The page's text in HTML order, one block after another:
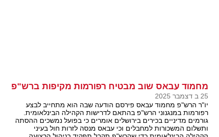
מחמוד עבאס שוב מבטיח רפורמות מקיפות ברש"פ
25 ב דצמבר 2025
יו"ר הרש"פ מחמוד עבאס פירסם הודעה שבה הוא מתחייב לבצע
רפורמות במנגנוני הרש"פ בהתאם לדרישות הקהילה הבינלאומית.
גורמים מדיניים בכירים בירושלים אומרים כי בפועל נמשכים ההסתה
ותשלום המשכורות למחבלים וכי עבאס מנסה לזרות חול בעיני